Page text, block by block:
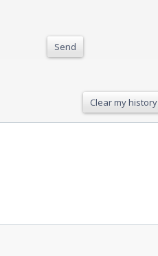
Send
Clear my history